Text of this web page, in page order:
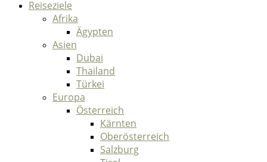
Reiseziele
Afrika
Ägypten
Asien
Dubai
Thailand
Türkei
Europa
Österreich
Kärnten
Oberösterreich
Salzburg